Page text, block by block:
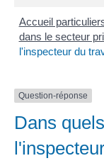
Accueil
dans le secteur
l'inspecteur du
Question-réponse
Dans